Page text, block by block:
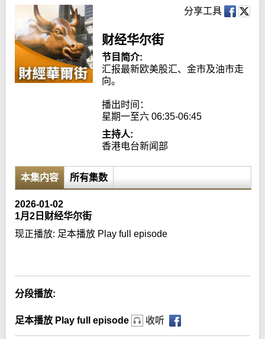
h
分享工具
财经华尔街
节目简介:
汇报最新欧美股汇、金市及油市走
向。
播出时间：
星期一至六 06:35-06:45
主持人:
香港电台新闻部
本集内容 所有集数
2026-01-02
1月2日财经华尔街
现正播放: 足本播放 Play full episode
分段播放:
足本播放 Play full episode 收听